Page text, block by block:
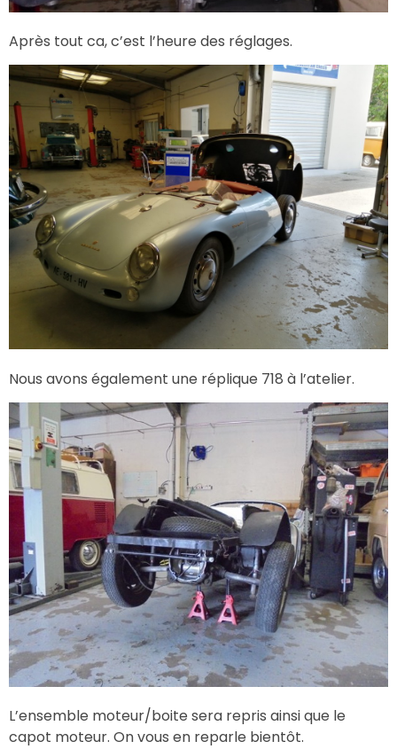
Après tout ca, c’est l’heure des réglages.
Nous avons également une réplique 718 à l’atelier.
L’ensemble moteur/boite sera repris ainsi que le
capot moteur. On vous en reparle bientôt.